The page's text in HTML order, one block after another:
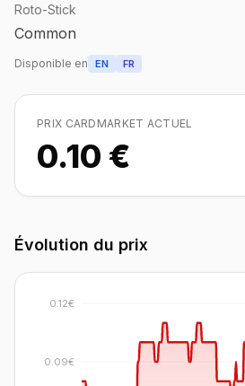
Roto-Stick
Common
Disponible en EN FR
PRIX CARDMARKET ACTUEL
0.10 €
Évolution du prix
0.09€
0.12€